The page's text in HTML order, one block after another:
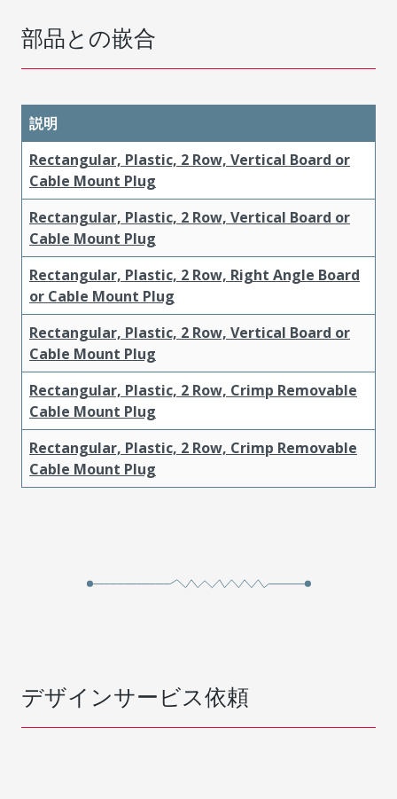
部品との嵌合
説明
Rectangular, Plastic, 2 Row, Vertical Board or
Cable Mount Plug
Rectangular, Plastic, 2 Row, Vertical Board or
Cable Mount Plug
Rectangular, Plastic, 2 Row, Right Angle Board
or Cable Mount Plug
Rectangular, Plastic, 2 Row, Vertical Board or
Cable Mount Plug
Rectangular, Plastic, 2 Row, Crimp Removable
Cable Mount Plug
Rectangular, Plastic, 2 Row, Crimp Removable
Cable Mount Plug
デザインサービス依頼